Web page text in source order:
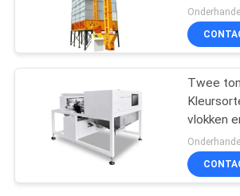
CCD kleur
Twee
vlokken